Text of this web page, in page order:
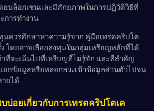
ยบล็อกเชนและมีศักยภาพในการปฏิวัติวิธีที่
การทำงาน
นควรศึกษาหาความรู้จาก คู่มือเทรดคริปโต
โดยอาจเลือกลงทุนในกลุ่มเหรียญหลักที่ได้
ที่จะเน้นไปที่เหรียญที่ไม่รู้จัก และที่สำคัญ
ฮกข้อมูลหรือหลอกลวงเข้าข้อมูลส่วนตัวไปจน
ายได้
บ่อยเกี่ยวกับการเทรดคริปโตเค